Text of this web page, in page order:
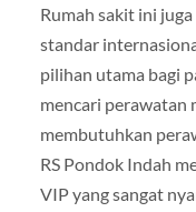
Rumah sakit ini
standar
pilihan utama bagi
mencari perawatan
membutuhkan
RS Pondok Indah
VIP yang sangat